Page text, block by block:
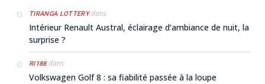
TIRANGA LOTTERYdans
Intérieur Renault Austral, éclairage d’ambiance de nuit, la
surprise ?
RI188dans
Volkswagen Golf 8 : sa fiabilité passée à la loupe